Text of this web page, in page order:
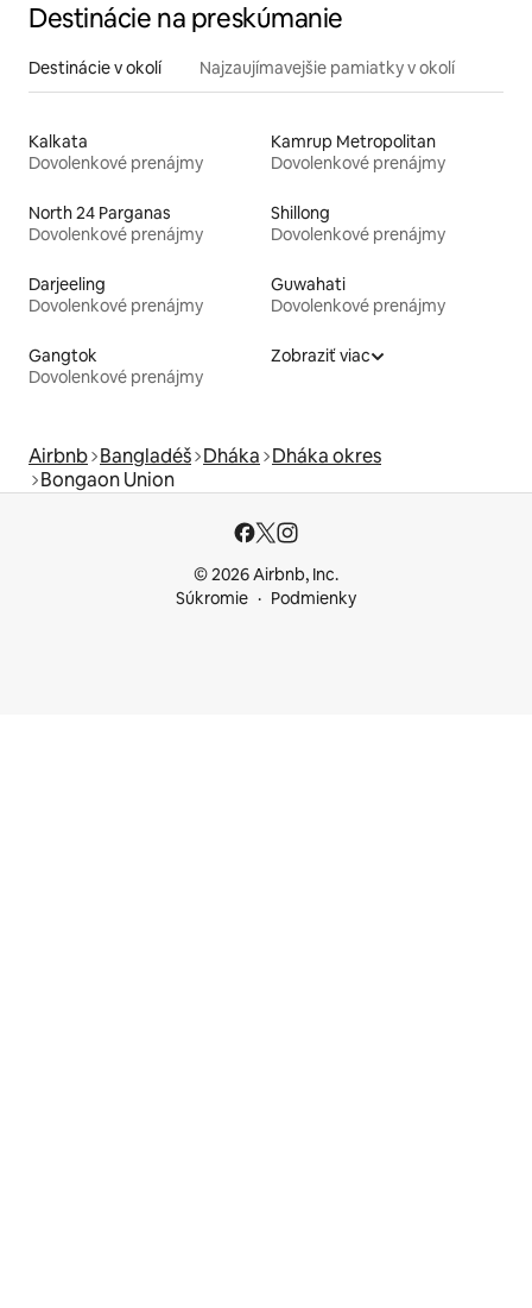
Destinácie na preskúmanie
Destinácie v okolí Najzaujímavejšie pamiatky v okolí
Kalkata
Dovolenkové prenájmy
Kamrup Metropolitan
Dovolenkové prenájmy
North 24 Parganas
Dovolenkové prenájmy
Shillong
Dovolenkové prenájmy
Darjeeling
Dovolenkové prenájmy
Guwahati
Dovolenkové prenájmy
Gangtok
Dovolenkové prenájmy
Zobraziť viac
Airbnb Bangladéš Dháka Dháka okres
Bongaon Union
© 2026 Airbnb, Inc.
Súkromie
Podmienky